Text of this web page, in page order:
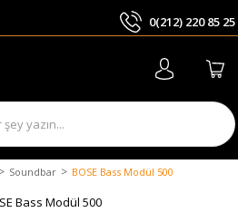
0(212) 220 85 25
Soundbar BOSE Bass Modül 500